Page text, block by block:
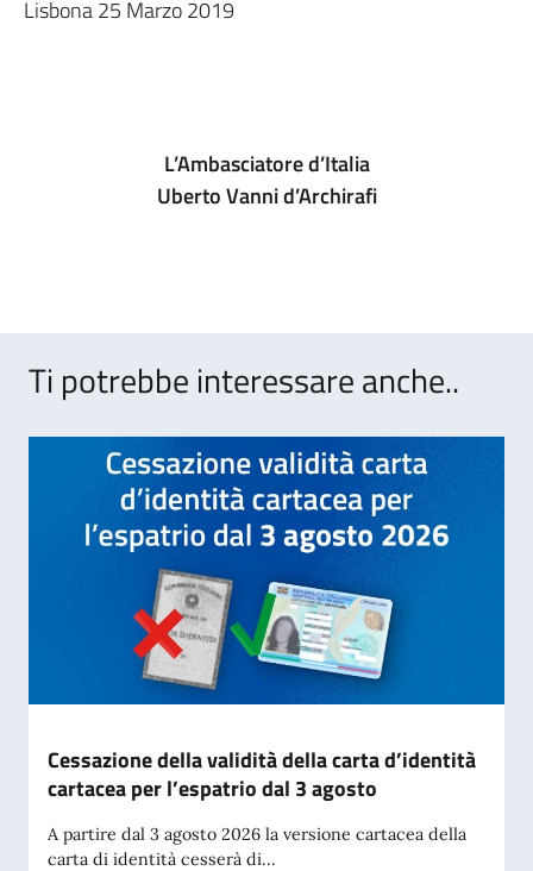
Lisbona 25 Marzo 2019
L’Ambasciatore d’Italia
Uberto Vanni d’Archirafi
Ti potrebbe interessare anche..
Cessazione della validità della carta d’identità
cartacea per l’espatrio dal 3 agosto
A partire dal 3 agosto 2026 la versione cartacea della
carta di identità cesserà di...